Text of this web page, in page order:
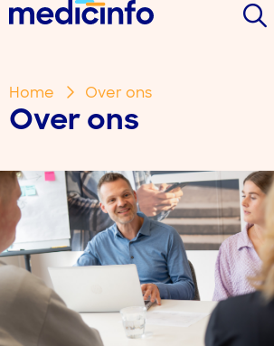
Home Over ons
Over ons